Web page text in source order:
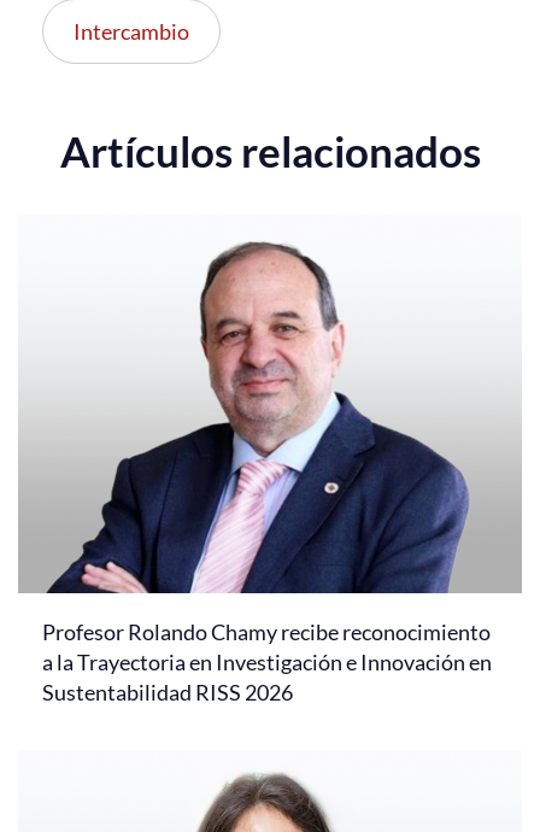
Intercambio
Artículos relacionados
Profesor Rolando Chamy recibe reconocimiento
a la Trayectoria en Investigación e Innovación en
Sustentabilidad RISS 2026